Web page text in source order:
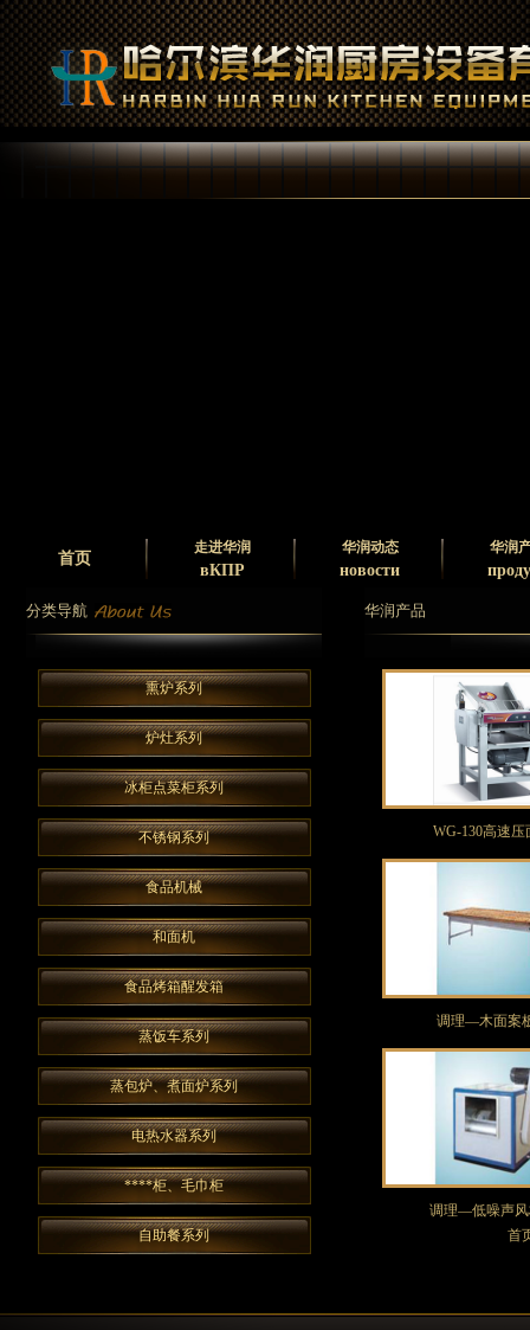
首页
走进华润
вКПР
华润动态
новости
华润
分类导航
熏炉系列
炉灶系列
冰柜点菜柜系列
不锈钢系列
食品机械
和面机
食品烤箱醒发箱
蒸饭车系列
蒸包炉、煮面炉系列
电热水器系列
****柜、毛巾柜
自助餐系列
华润产品
WG-130高速压
调理—木面案
调理—低噪声
首